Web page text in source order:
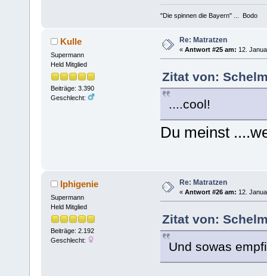
"Die spinnen die Bayern" ... Bodo
Kulle
Supermann
Held Mitglied
Beiträge: 3.390
Geschlecht:
Re: Matratzen
« Antwort #25 am: 12.
Zitat von:
....cool!
Du meinst
Iphigenie
Supermann
Held Mitglied
Beiträge: 2.192
Geschlecht:
Re: Matratzen
« Antwort #26 am: 12.
Zitat von:
Und sowas